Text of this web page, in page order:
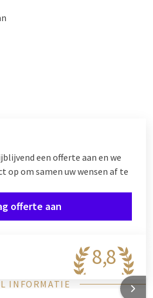
een offerte aan en we
op om samen uw wensen af te
offerte aan
8,8
INFORMATIE